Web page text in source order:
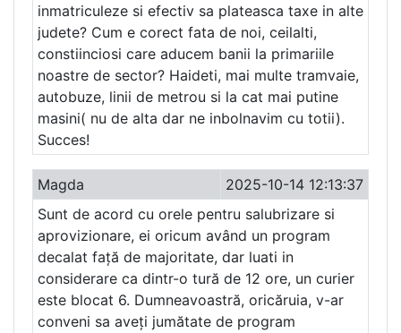
inmatriculeze si efectiv sa plateasca taxe in alte
judete? Cum e corect fata de noi, ceilalti,
constiinciosi care aducem banii la primariile
noastre de sector? Haideti, mai multe tramvaie,
autobuze, linii de metrou si la cat mai putine
masini( nu de alta dar ne inbolnavim cu totii).
Succes!
Magda
2025-10-14 12:13:37
Sunt de acord cu orele pentru salubrizare si
aprovizionare, ei oricum având un program
decalat față de majoritate, dar luati in
considerare ca dintr-o tură de 12 ore, un curier
este blocat 6. Dumneavoastră, oricăruia, v-ar
conveni sa aveți jumătate de program